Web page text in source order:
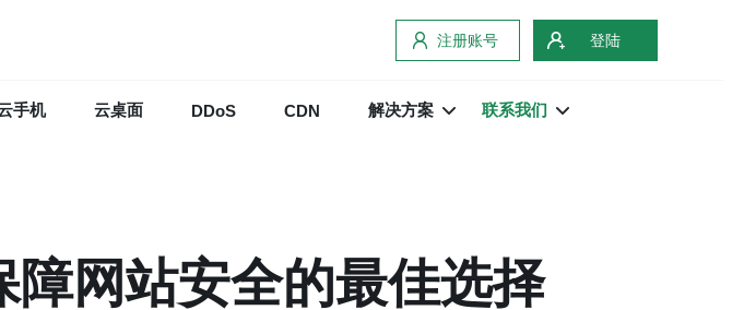
注册账号 登陆
手机 云桌面 DDoS CDN 解决方案 联系我们
网站安全的最佳选择